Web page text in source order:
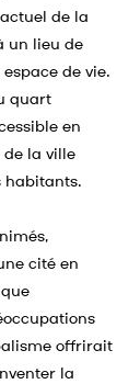
de la
un lieu de
de vie.
quart
en
la ville
habitants.
cité en
offrirait
la